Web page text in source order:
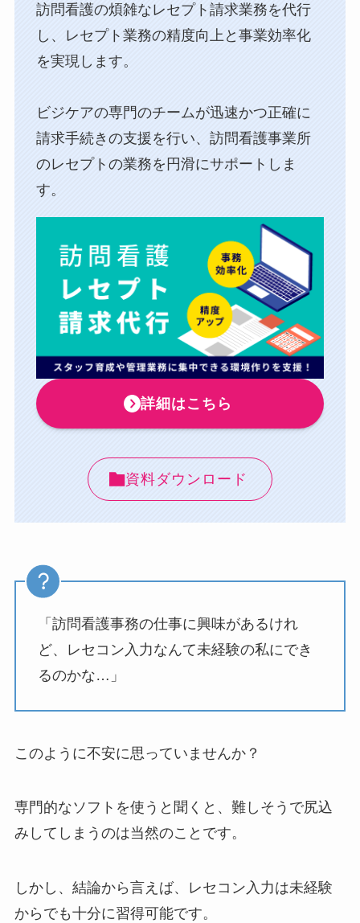
訪問看護の煩雑なレセプト請求業務を代行
し、⁨⁩レセプト業務の精度向上と事業効率化
を実現します。
ビジケアの専門のチームが迅速かつ正確に
請求手続きの支援を行い、訪問看護事業所
のレセプトの業務を円滑にサポートしま
す。
詳細はこちら
資料ダウンロード
「訪問看護事務の仕事に興味があるけれ
ど、レセコン入力なんて未経験の私にでき
るのかな…」
このように不安に思っていませんか？
専門的なソフトを使うと聞くと、難しそうで尻込
みしてしまうのは当然のことです。
しかし、結論から言えば、レセコン入力は未経験
からでも十分に習得可能です。